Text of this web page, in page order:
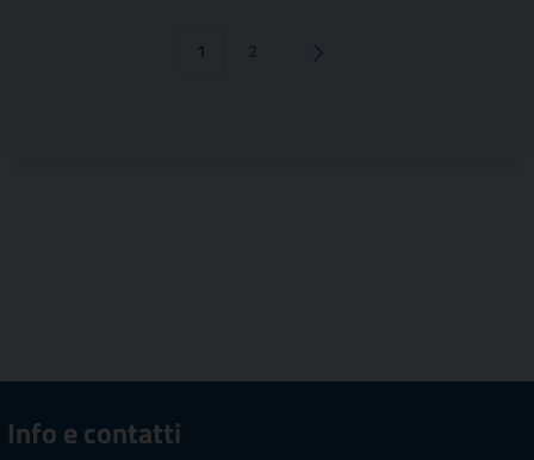
1 Pagina successiva
Info e contatti